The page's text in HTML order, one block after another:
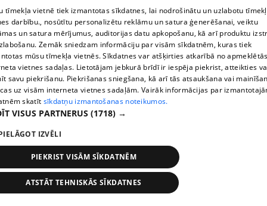
pirms 2 nedēļām, 6 dienām
Margarita Kolosova atklāti par dronu radīto
nedrošības sajūtu Latgalē
72. epizode
tīmekļa vietnē tiek izmantotas sīkdatnes, lai nodrošinātu un uzlabotu
darbību., nosūtītu personalizētu reklāmu un satura ģenerēšanai, veiktu
un satura mērījumus, auditorijas datu apkopošanu, kā arī produktu
Zemāk sniedzam informāciju par visām sīkdatnēm, kuras tiek
mūsu tīmekļa vietnēs. Sīkdatnes var atšķirties atkarībā no
vietnes sadaļas. Lietotājam jebkurā brīdī ir iespēja piekrist, atteikties
savu piekrišanu. Piekrišanas sniegšana, kā arī tās atsaukšana vai
uz visām interneta vietnes sadaļām. Vairāk informācijas par
skatīt sīkdatņu izmantošanas noteikumos.
VISUS PARTNERUS (1718) →
IZVĒLI
PIEKRIST VISĀM SĪKDATNĒM
ATSTĀT TEHNISKĀS SĪKDATNES